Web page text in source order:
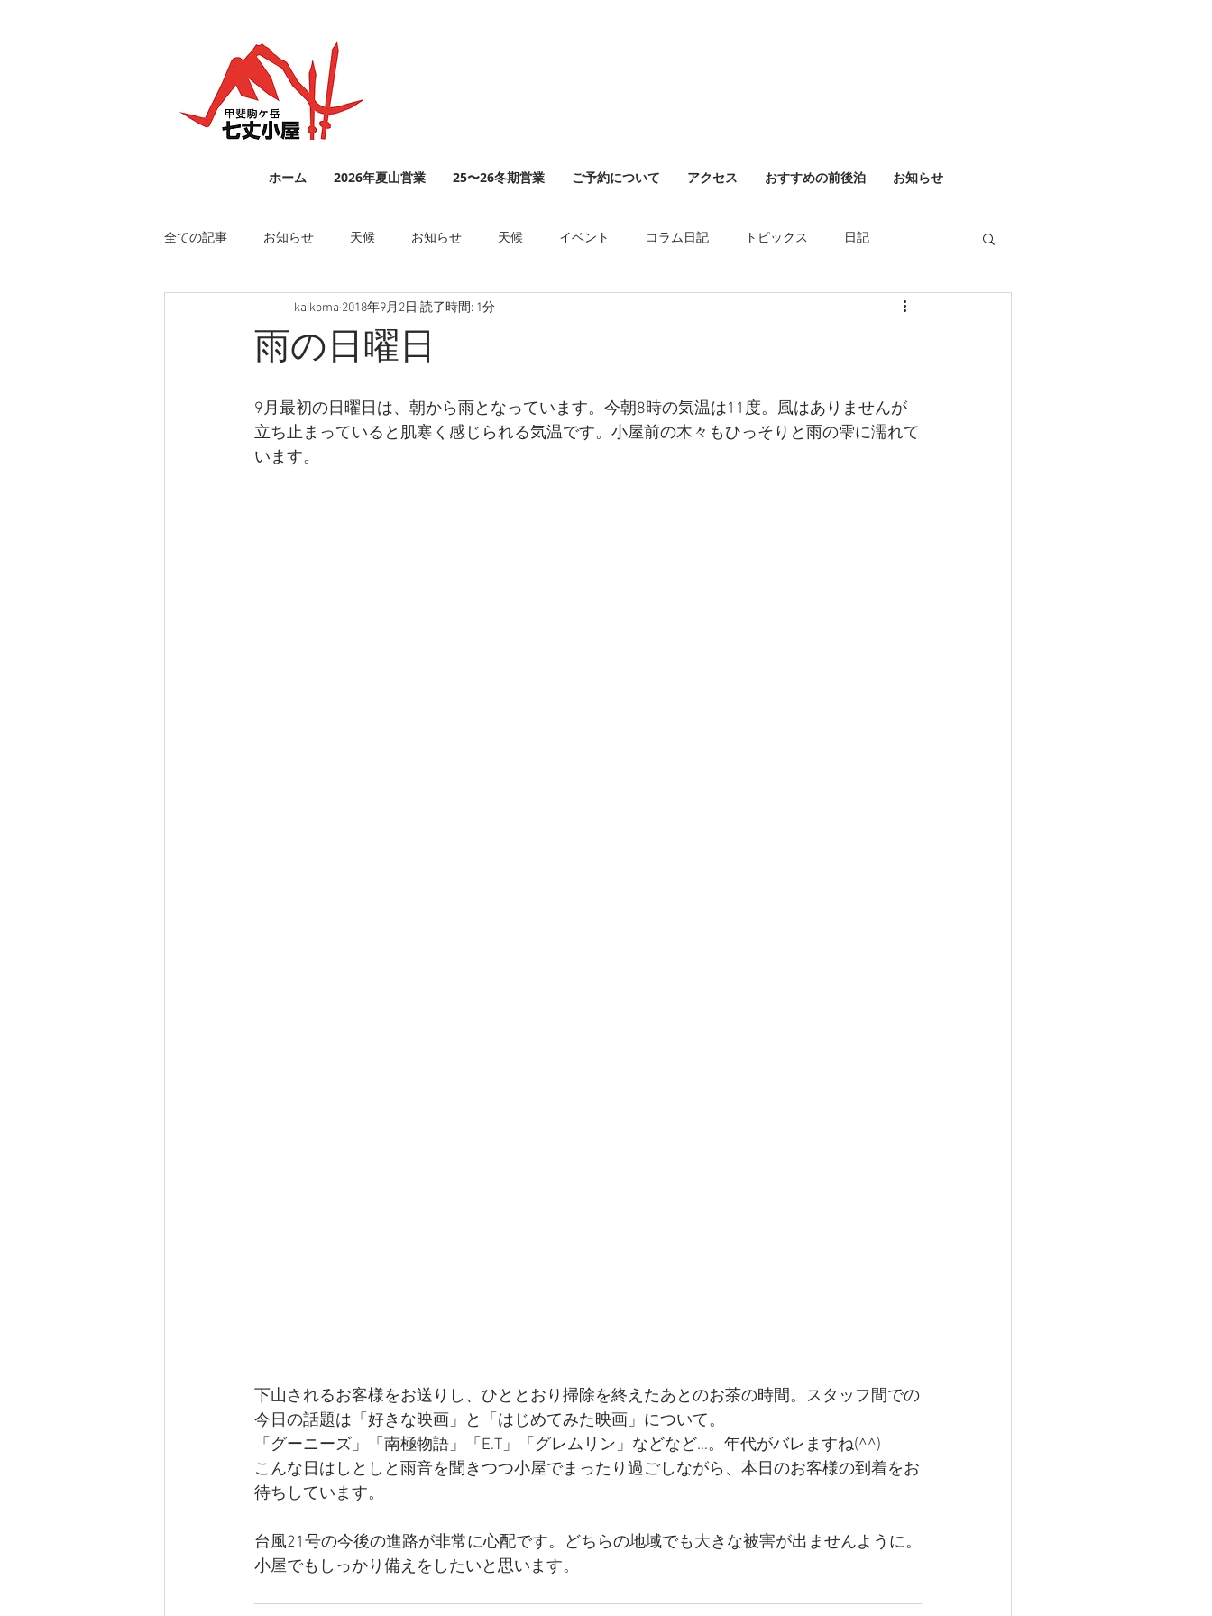
ホーム 2026年夏山営業 25〜26冬期営業 ご予約について アクセス おすすめの前後泊 お知らせ
全ての記事 お知らせ 天候 お知らせ 天候 イベント コラム日記 トピックス 日記
雨の日曜日
kaikoma 2018年9月2日 読了時間: 1分
9月最初の日曜日は、朝から雨となっています。今朝8時の気温は11度。風はありませんが
立ち止まっていると肌寒く感じられる気温です。小屋前の木々もひっそりと雨の雫に濡れて
います。
下山されるお客様をお送りし、ひととおり掃除を終えたあとのお茶の時間。スタッフ間での
今日の話題は「好きな映画」と「はじめてみた映画」について。
「グーニーズ」「南極物語」「E.T」「グレムリン」などなど…。年代がバレますね(^^)
こんな日はしとしと雨音を聞きつつ小屋でまったり過ごしながら、本日のお客様の到着をお
待ちしています。
台風21号の今後の進路が非常に心配です。どちらの地域でも大きな被害が出ませんように。
小屋でもしっかり備えをしたいと思います。